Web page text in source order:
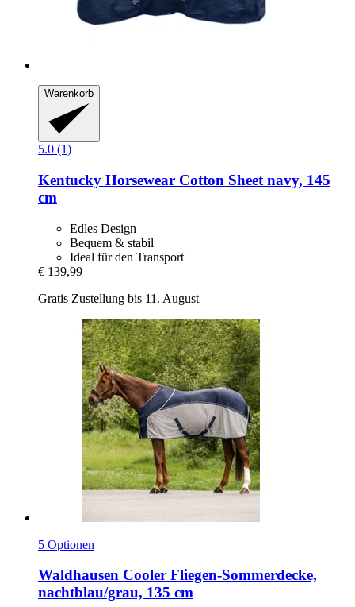
Warenkorb
5.0 (1)
Kentucky Horsewear Cotton Sheet navy, 145
cm
Edles Design
Bequem & stabil
Ideal für den Transport
€ 139,99
Gratis Zustellung bis 11. August
5 Optionen
Waldhausen Cooler Fliegen-​Sommerdecke,
nachtblau/grau, 135 cm